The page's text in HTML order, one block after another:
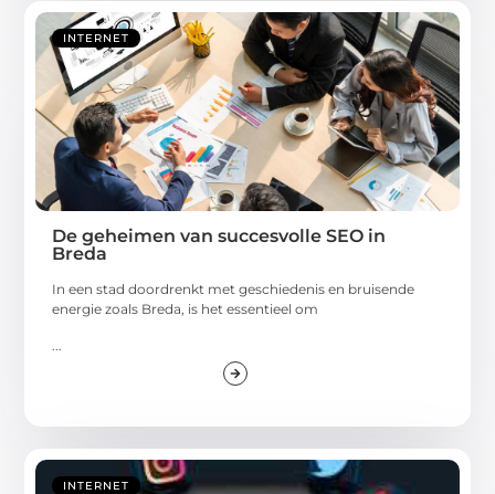
INTERNET
De geheimen van succesvolle SEO in
Breda
In een stad doordrenkt met geschiedenis en bruisende
energie zoals Breda, is het essentieel om
INTERNET